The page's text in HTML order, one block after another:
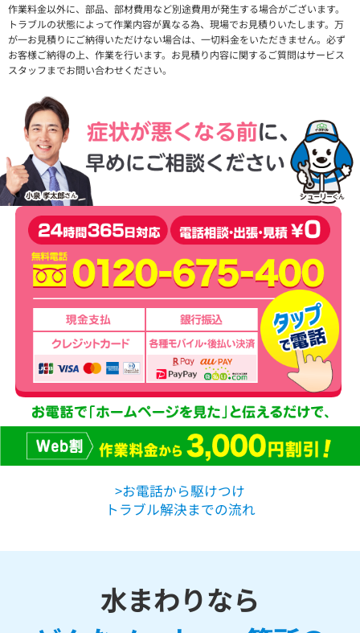
作業料金以外に、部品、部材費用など別途費用が発生する場合がございます。
トラブルの状態によって作業内容が異なる為、現場でお見積りいたします。万
が一お見積りにご納得いただけない場合は、一切料金をいただきません。必ず
お客様ご納得の上、作業を行います。お見積り内容に関するご質問はサービス
スタッフまでお問い合わせください。
>お電話から駆けつけ
トラブル解決までの流れ
水まわりなら